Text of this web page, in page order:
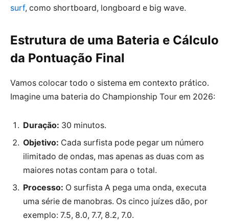
surf, como shortboard, longboard e big wave.
Estrutura de uma Bateria e Cálculo
da Pontuação Final
Vamos colocar todo o sistema em contexto prático.
Imagine uma bateria do Championship Tour em 2026:
Duração: 30 minutos.
Objetivo: Cada surfista pode pegar um número
ilimitado de ondas, mas apenas as duas com as
maiores notas contam para o total.
Processo: O surfista A pega uma onda, executa
uma série de manobras. Os cinco juízes dão, por
exemplo: 7.5, 8.0, 7.7, 8.2, 7.0.